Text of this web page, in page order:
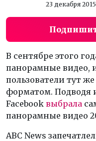
23 декабря 2015
В сентябре этого
панорамные видео,
пользователи тут
форматом. Подводя
Facebook выбрала
панорамные видео
ABC News